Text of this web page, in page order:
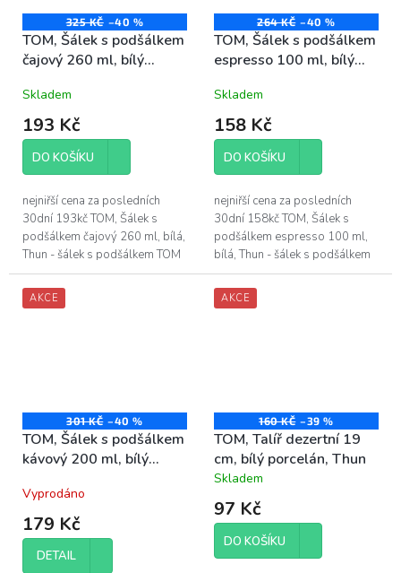
325 KČ –40 %
TOM, Šálek s podšálkem
čajový 260 ml, bílý
Skladem
193 Kč
DO KOŠÍKU
nejniřší cena za posledních
30dní 193kč TOM, Šálek s
podšálkem čajový 260 ml, bílá,
Thun - šálek s podšálkem TOM
bez dekoru, v barvě bílá -
objem šálku 260 ml - vyrobeno
z...
264 KČ –40 %
TOM, Šálek s podšálkem
espresso 100 ml, bílý
Skladem
158 Kč
DO KOŠÍKU
nejniřší cena za posledních
30dní 158kč TOM, Šálek s
podšálkem espresso 100 ml,
bílá, Thun - šálek s podšálkem
TOM bez dekoru, v barvě bílá -
objem šálku 100 ml - vyrobeno
z...
AKCE
301 KČ –40 %
TOM, Šálek s podšálkem
kávový 200 ml, bílý
Vyprodáno
179 Kč
DETAIL
AKCE
160 KČ –39 %
TOM, Talíř dezertní 19
cm, bílý porcelán, Thun
Průměrné
hodnocení
produktu
4,8
Skladem
97 Kč
DO KOŠÍKU